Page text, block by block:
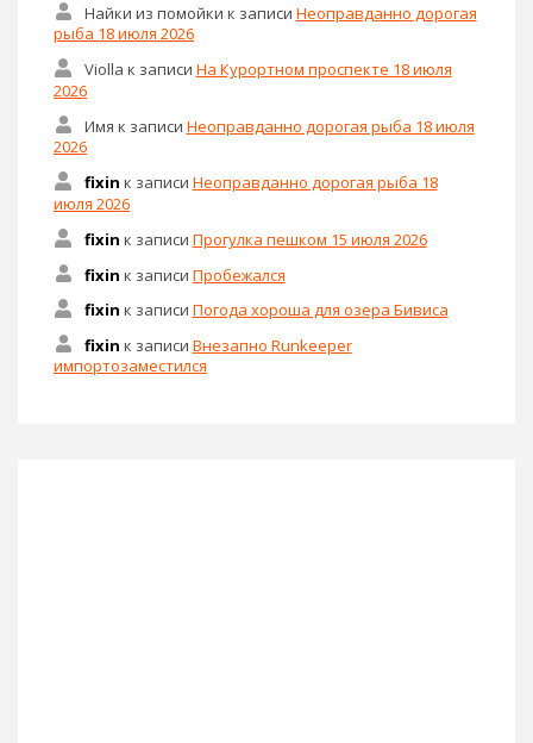
Найки из помойки к записи Неоправданно дорогая
рыба 18 июля 2026
Violla к записи На Курортном проспекте 18 июля
2026
Имя к записи Неоправданно дорогая рыба 18 июля
2026
fixin к записи Неоправданно дорогая рыба 18
июля 2026
fixin к записи Прогулка пешком 15 июля 2026
fixin к записи Пробежался
fixin к записи Погода хороша для озера Бивиса
fixin к записи Внезапно Runkeeper
импортозаместился